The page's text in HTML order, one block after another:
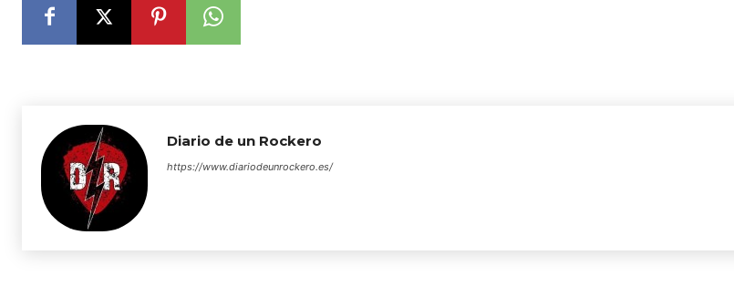
Diario de un Rockero
https://www.diariodeunrockero.es/